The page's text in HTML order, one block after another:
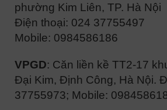
phường Kim Liên, TP. Hà Nội
Điện thoại: 024 37755497
Mobile: 0984586186
VPGD: Căn liền kề TT2-17
Đại Kim, Định Công, Hà Nội.
37755973; Mobile: